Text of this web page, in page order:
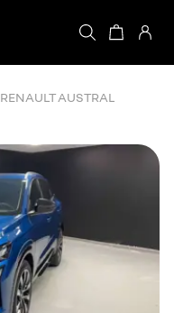
RENAULT AUSTRAL